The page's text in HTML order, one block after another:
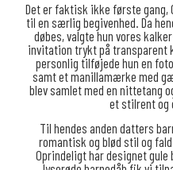
Det er faktisk ikke første gang,
til en særlig begivenhed. Da
døbes, valgte hun vores
invitation trykt på transparent
personlig tilføjede hun en
samt et manillamærke med
blev samlet med en nittetang
et stilrent og
Til hendes anden datters
romantisk og blød stil og
Oprindeligt har designet